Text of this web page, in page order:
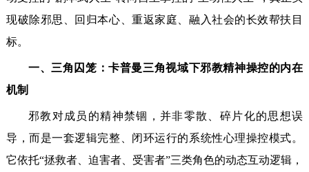
现破除邪思、回归本心、重返家庭、融入社会的长效帮扶目
标。
一、三角囚笼：卡普曼三角视域下邪教精神操控的内在
机制
邪教对成员的精神禁锢，并非零散、碎片化的思想误
导，而是一套逻辑完整、闭环运行的系统性心理操控模式。
它依托“拯救者、迫害者、受害者”三类角色的动态互动逻辑，